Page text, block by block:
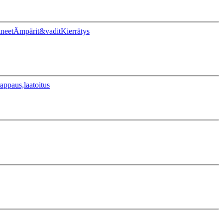
Ämpärit&vaditKierrätys